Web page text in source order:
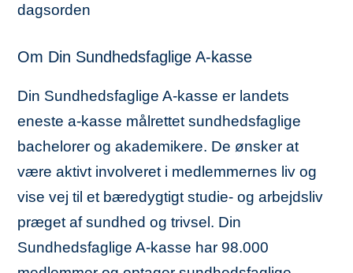
dagsorden
Om Din Sundhedsfaglige A-kasse
Din Sundhedsfaglige A-kasse er landets
eneste a-kasse målrettet sundhedsfaglige
bachelorer og akademikere. De ønsker at
være aktivt involveret i medlemmernes liv og
vise vej til et bæredygtigt studie- og arbejdsliv
præget af sundhed og trivsel. Din
Sundhedsfaglige A-kasse har 98.000